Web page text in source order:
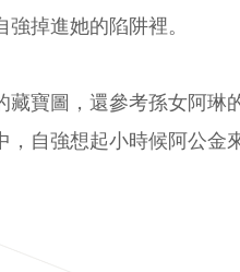
掉進她的陷阱裡。
藏寶圖，還參考孫女阿
，自強想起小時候阿公